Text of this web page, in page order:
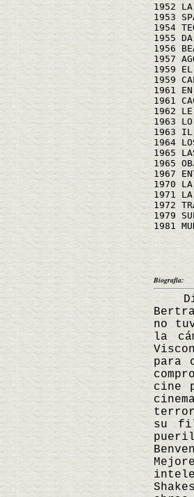
1952 LA
1953
1954
1955
1956
1957
1959 EL
1959
1961 EN
1961
1962 LE
1963 LO
1963 IL
1964
1965
1965
1967
1970 LA
1971 LA
1972
1979
1981
Biografía:
no
la
para
cine
su